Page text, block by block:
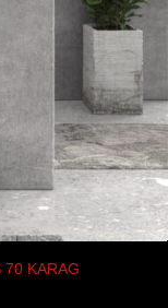
KARAG